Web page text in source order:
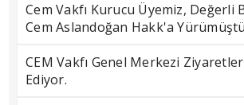
Cem Vakfı Kurucu Üyemiz, Değerli
Cem Aslandoğan Hakk'a
CEM Vakfı Genel Merkezi
Ediyor.